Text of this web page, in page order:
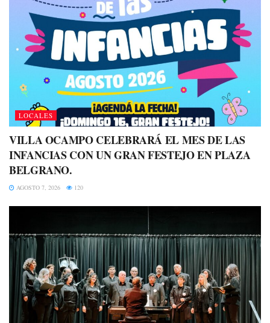
LOCALES
VILLA OCAMPO CELEBRARÁ EL MES DE LAS
INFANCIAS CON UN GRAN FESTEJO EN PLAZA
BELGRANO.
AGOSTO 7, 2026 120